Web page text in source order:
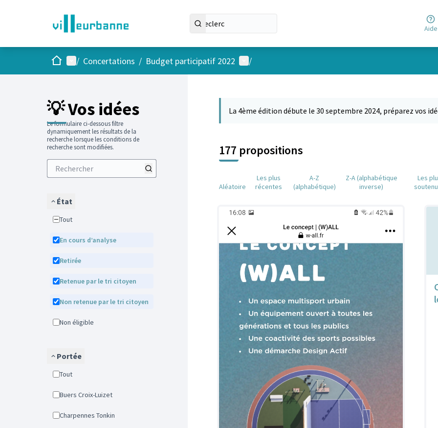
Aide
AccueilMenu principal
/ Concertations / Budget participatif 2022 Menu utilisateur
/
💡 Vos idées
Le formulaire ci-dessous filtre
dynamiquement les résultats de la
recherche lorsque les conditions de
recherche sont modifiées.
État
Tout
En cours d’analyse
Retirée
Retenue par le tri citoyen
Non retenue par le tri citoyen
Non éligible
Portée
Tout
Buers Croix-Luizet
Charpennes Tonkin
La 4ème édition débute le 30 septembre 2024, préparez vos
177 propositions
Aléatoire
Les plus
récentes
A-Z
(alphabétique)
Z-A (alphabétique
inverse)
Les